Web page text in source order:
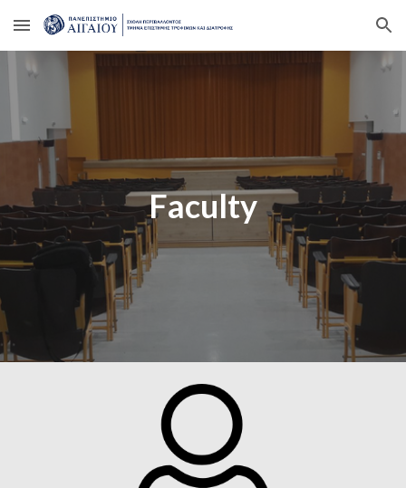
Skip to main content Skip to navigation
Faculty